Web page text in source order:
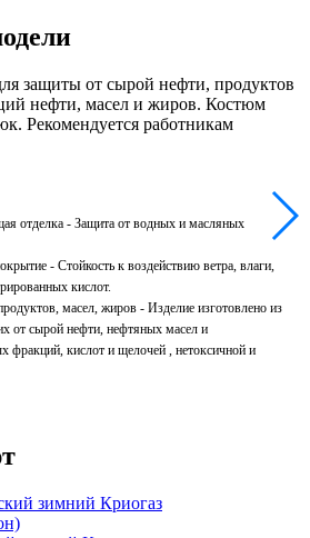
защиты от сырой нефти, продуктов
нефти, масел и жиров. Костюм
Рекомендуется работникам
отделка - Защита от водных и масляных
- Стойкость к воздействию ветра, влаги,
кислот.
масел, жиров - Изделие изготовлено из
от сырой нефти, нефтяных масел и
фракций, кислот и щелочей , нетоксичной и